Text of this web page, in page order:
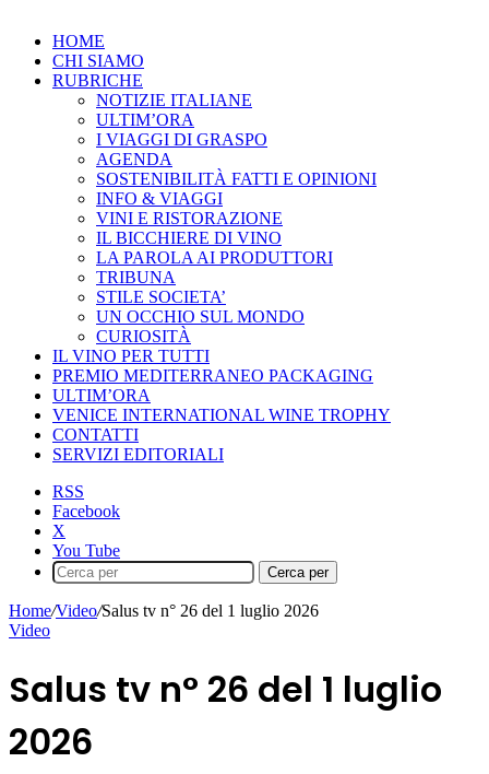
HOME
CHI SIAMO
RUBRICHE
NOTIZIE ITALIANE
ULTIM’ORA
I VIAGGI DI GRASPO
AGENDA
SOSTENIBILITÀ FATTI E OPINIONI
INFO & VIAGGI
VINI E RISTORAZIONE
IL BICCHIERE DI VINO
LA PAROLA AI PRODUTTORI
TRIBUNA
STILE SOCIETA’
UN OCCHIO SUL MONDO
CURIOSITÀ
IL VINO PER TUTTI
PREMIO MEDITERRANEO PACKAGING
ULTIM’ORA
VENICE INTERNATIONAL WINE TROPHY
CONTATTI
SERVIZI EDITORIALI
RSS
Facebook
X
You Tube
Cerca per
Home/Video/Salus tv n° 26 del 1 luglio 2026
Video
Salus tv n° 26 del 1 luglio
2026